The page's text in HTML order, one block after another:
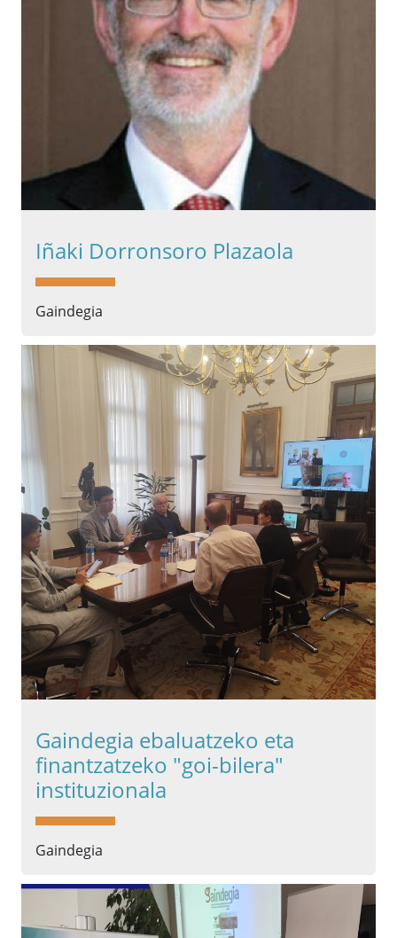
Iñaki Dorronsoro Plazaola
Gaindegia
Gaindegia ebaluatzeko eta
finantzatzeko "goi-bilera"
instituzionala
Gaindegia